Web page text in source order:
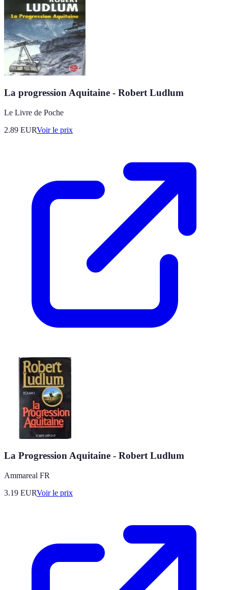
La progression Aquitaine - Robert Ludlum
Le Livre de Poche
2.89 EURVoir le prix
La Progression Aquitaine - Robert Ludlum
Ammareal FR
3.19 EURVoir le prix